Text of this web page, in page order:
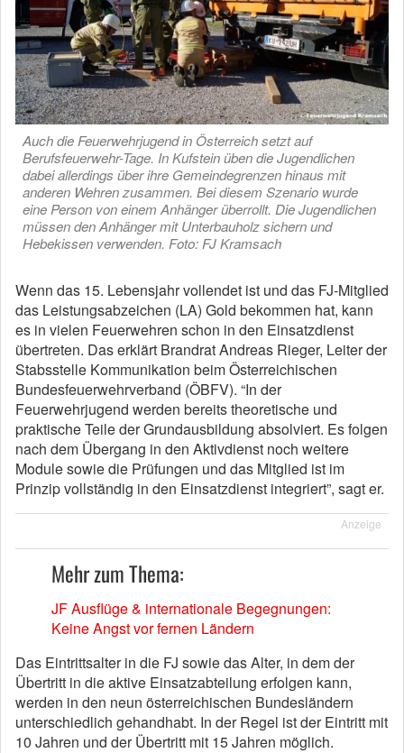
Auch die Feuerwehrjugend in Österreich setzt auf
Berufsfeuerwehr-Tage. In Kufstein üben die Jugendlichen
dabei allerdings über ihre Gemeindegrenzen hinaus mit
anderen Wehren zusammen. Bei diesem Szenario wurde
eine Person von einem Anhänger überrollt. Die Jugendlichen
müssen den Anhänger mit Unterbauholz sichern und
Hebekissen verwenden. Foto: FJ Kramsach
Wenn das 15. Lebensjahr vollendet ist und das FJ-Mitglied
das Leistungsabzeichen (LA) Gold bekommen hat, kann
es in vielen Feuerwehren schon in den Einsatzdienst
übertreten. Das erklärt Brandrat Andreas Rieger, Leiter der
Stabsstelle Kommunikation beim Österreichischen
Bundesfeuerwehrverband (ÖBFV). “In der
Feuerwehrjugend werden bereits theoretische und
praktische Teile der Grundausbildung absolviert. Es folgen
nach dem Übergang in den Aktivdienst noch weitere
Module sowie die Prüfungen und das Mitglied ist im
Prinzip vollständig in den Einsatzdienst integriert”, sagt er.
Anzeige
Mehr zum Thema:
JF Ausflüge & internationale Begegnungen:
Keine Angst vor fernen Ländern
Das Eintrittsalter in die FJ sowie das Alter, in dem der
Übertritt in die aktive Einsatzabteilung erfolgen kann,
werden in den neun österreichischen Bundesländern
unterschiedlich gehandhabt. In der Regel ist der Eintritt mit
10 Jahren und der Übertritt mit 15 Jahren möglich.